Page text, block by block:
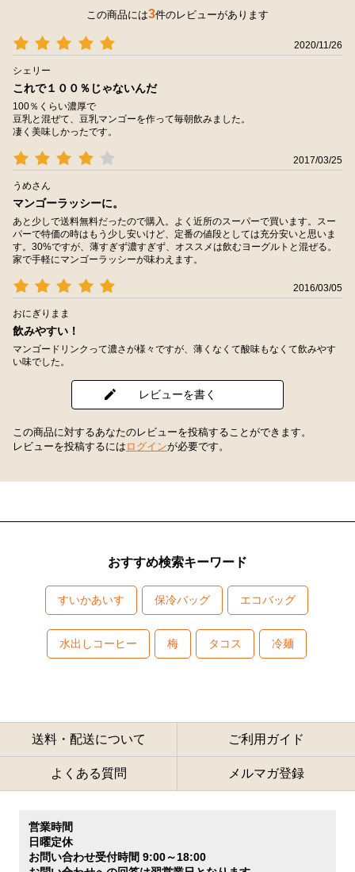
この商品には3件のレビューがあります
2020/11/26
シェリー
これで１００％じゃないんだ
100％くらい濃厚で
豆乳と混ぜて、豆乳マンゴーを作って毎朝飲みました。
凄く美味しかったです。
2017/03/25
うめさん
マンゴーラッシーに。
あと少しで送料無料だったので購入。よく近所のスーパーで買います。スー
パーで特価の時はもう少し安いけど、定番の値段としては充分安いと思いま
す。30%ですが、薄すぎず濃すぎず、オススメは飲むヨーグルトと混ぜる。
家で手軽にマンゴーラッシーが味わえます。
2016/03/05
おにぎりまま
飲みやすい！
マンゴードリンクって濃さが様々ですが、薄くなくて酸味もなくて飲みやす
い味でした。
レビューを書く
この商品に対するあなたのレビューを投稿することができます。
レビューを投稿するには ログインが必要です。
おすすめ検索キーワード
すいかあいす 保冷バッグ エコバッグ
水出しコーヒー 梅 タコス 冷麺
送料・配送について ご利用ガイド
よくある質問 メルマガ登録
営業時間
日曜定休
お問い合わせ受付時間 9:00～18:00